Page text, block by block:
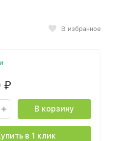
В избранное
₽
В корзину
в 1 клик